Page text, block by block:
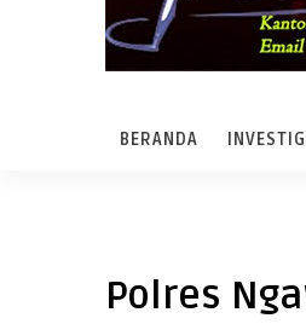
BERANDA
Polres